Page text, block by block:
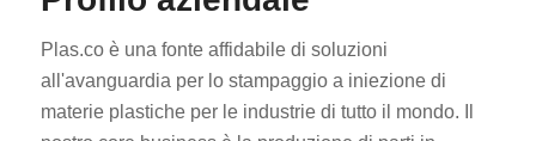
Plas.co è una fonte affidabile di soluzioni
all'avanguardia per lo stampaggio a iniezione di
materie plastiche per le industrie di tutto il mondo. Il